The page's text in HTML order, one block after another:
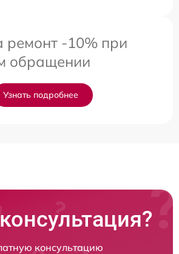
ремонт -10% при
обращении
Узнать подробнее
консультацию